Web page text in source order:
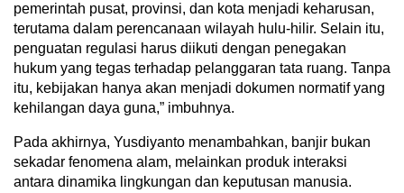
pemerintah pusat, provinsi, dan kota menjadi keharusan,
terutama dalam perencanaan wilayah hulu-hilir. Selain itu,
penguatan regulasi harus diikuti dengan penegakan
hukum yang tegas terhadap pelanggaran tata ruang. Tanpa
itu, kebijakan hanya akan menjadi dokumen normatif yang
kehilangan daya guna,” imbuhnya.
Pada akhirnya, Yusdiyanto menambahkan, banjir bukan
sekadar fenomena alam, melainkan produk interaksi
antara dinamika lingkungan dan keputusan manusia.